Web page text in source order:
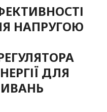
НАПРУГОЮ
ДЛЯ